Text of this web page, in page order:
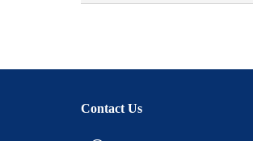
Contact Us